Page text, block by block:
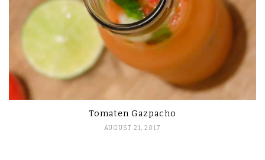
Tomaten Gazpacho
AUGUST 21, 2017